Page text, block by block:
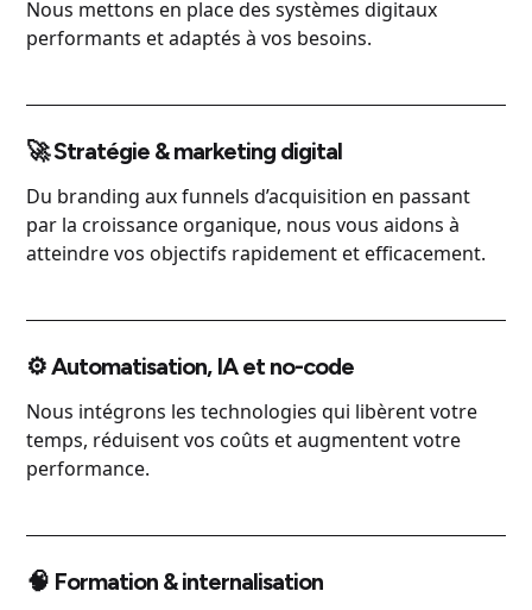
Nous mettons en place des systèmes digitaux
performants et adaptés à vos besoins.
🚀 Stratégie & marketing digital
Du branding aux funnels d’acquisition en passant
par la croissance organique, nous vous aidons à
atteindre vos objectifs rapidement et efficacement.
⚙️ Automatisation, IA et no-code
Nous intégrons les technologies qui libèrent votre
temps, réduisent vos coûts et augmentent votre
performance.
🧠 Formation & internalisation